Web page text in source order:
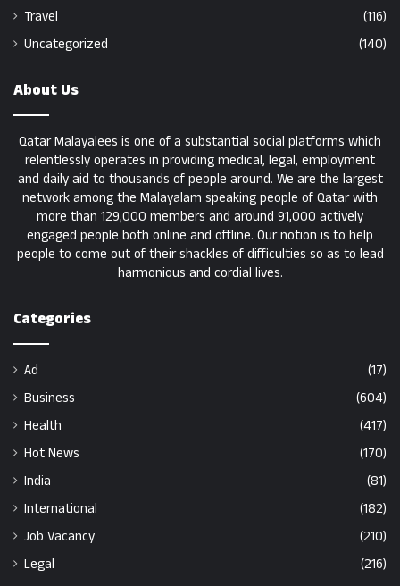
Travel
(116)
Uncategorized
(140)
About Us
Qatar Malayalees is one of a substantial social platforms which
relentlessly operates in providing medical, legal, employment
and daily aid to thousands of people around. We are the largest
network among the Malayalam speaking people of Qatar with
more than 129,000 members and around 91,000 actively
engaged people both online and offline. Our notion is to help
people to come out of their shackles of difficulties so as to lead
harmonious and cordial lives.
Categories
Ad
(17)
Business
(604)
Health
(417)
Hot News
(170)
India
(81)
International
(182)
Job Vacancy
(210)
Legal
(216)